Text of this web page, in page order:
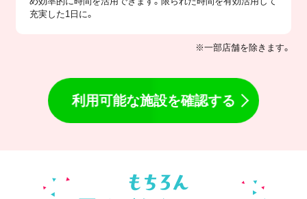
充実した1日に。
※一部店舗を除きます。
利用可能な施設を確認する